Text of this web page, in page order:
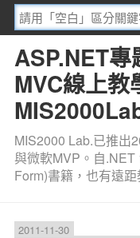
ASP.NET
MVC線上教
MIS2000 Lab.已推出
與微軟MVP。自
Form)書籍，也有遠
2011-11-30